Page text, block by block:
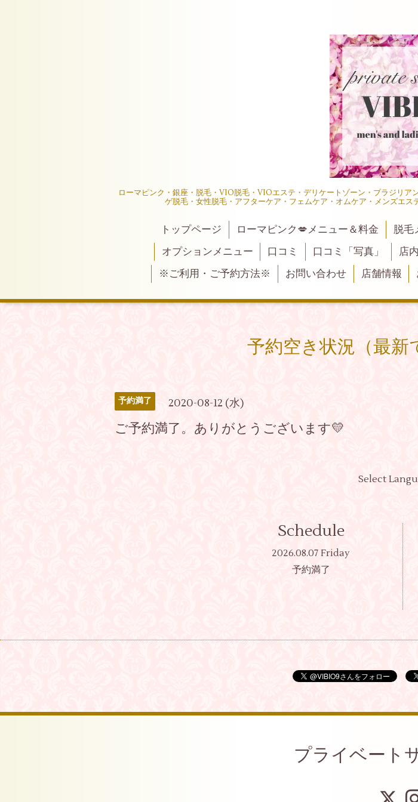
ローマピンク・銀座・脱毛・VIO脱毛・VIOエステ・デリケートゾーン・ブラジリ
ゲ脱毛・女性脱毛・アフターケア・フェムケア・オムケア・メンズエ
トップページ ローマピンク💋メニュー＆料金 脱毛
オプションメニュー
口コミ 口コミ「写真」 店
※ご利用・ご予約方法※
お問い合わせ 店舗情報
予約空き状況（最新
予約満了 2020-08-12 (水)
ご予約満了。ありがとうございます💛
Select
Schedule
2026.08.07 Friday
予約満了
プライベート